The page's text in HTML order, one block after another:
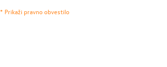
* Prikaži pravno obvestilo